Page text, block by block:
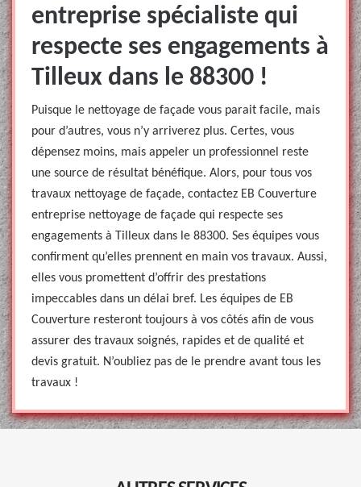
entreprise spécialiste qui
respecte ses engagements à
Tilleux dans le 88300 !
Puisque le nettoyage de façade vous parait facile, mais
pour d’autres, vous n’y arriverez plus. Certes, vous
dépensez moins, mais appeler un professionnel reste
une source de résultat bénéfique. Alors, pour tous vos
travaux nettoyage de façade, contactez EB Couverture
entreprise nettoyage de façade qui respecte ses
engagements à Tilleux dans le 88300. Ses équipes vous
confirment qu’elles prennent en main vos travaux. Aussi,
elles vous promettent d’offrir des prestations
impeccables dans un délai bref. Les équipes de EB
Couverture resteront toujours à vos côtés afin de vous
assurer des travaux soignés, rapides et de qualité et
devis gratuit. N’oubliez pas de le prendre avant tous les
travaux !